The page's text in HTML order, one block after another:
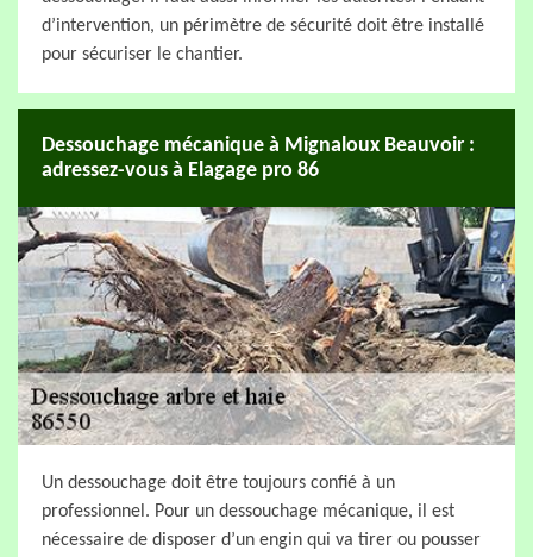
d’intervention, un périmètre de sécurité doit être installé
pour sécuriser le chantier.
Dessouchage mécanique à Mignaloux Beauvoir :
adressez-vous à Elagage pro 86
Un dessouchage doit être toujours confié à un
professionnel. Pour un dessouchage mécanique, il est
nécessaire de disposer d’un engin qui va tirer ou pousser